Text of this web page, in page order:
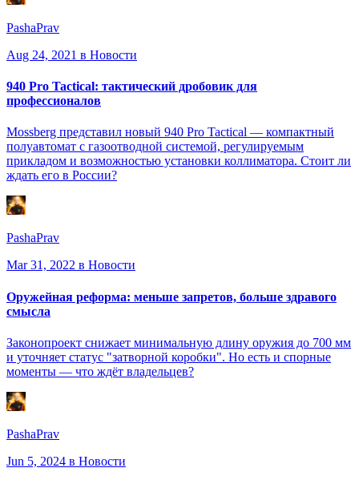
PashaPrav
Aug 24, 2021 в Новости
940 Pro Tactical: тактический дробовик для
профессионалов
Mossberg представил новый 940 Pro Tactical — компактный
полуавтомат с газоотводной системой, регулируемым
прикладом и возможностью установки коллиматора. Стоит ли
ждать его в России?
PashaPrav
Mar 31, 2022 в Новости
Оружейная реформа: меньше запретов, больше здравого
смысла
Законопроект снижает минимальную длину оружия до 700 мм
и уточняет статус "затворной коробки". Но есть и спорные
моменты — что ждёт владельцев?
PashaPrav
Jun 5, 2024 в Новости